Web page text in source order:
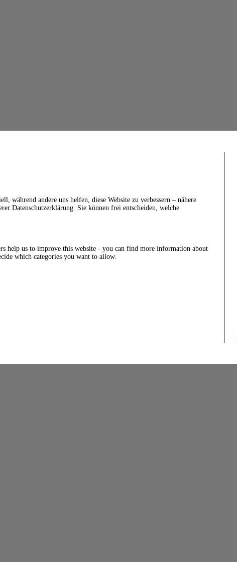
während andere uns helfen, diese Website zu verbessern – nähere
Datenschutzerklärung. Sie können frei entscheiden, welche
help us to improve this website - you can find more information about
which categories you want to allow.